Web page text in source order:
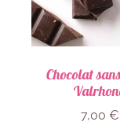
Chocolat
7,00 €